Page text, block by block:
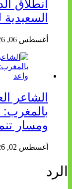
انطلاق
أغسطس 06, 2026
الشاعر
بالمغرب:
ومسار
أغسطس 02, 2026
الرد